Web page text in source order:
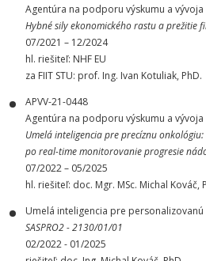
Agentúra na podporu výskumu a vývoja
Hybné sily ekonomického rastu a prežitie
07/2021 – 12/2024
hl. riešiteľ: NHF EU
za FIIT STU: prof. Ing. Ivan Kotuliak, PhD.
APVV-21-0448
Agentúra na podporu výskumu a vývoja
Umelá inteligencia pre precíznu
po real-time monitorovanie progresie
07/2022 – 05/2025
hl. riešiteľ: doc. Mgr. MSc. Michal Kováč,
Umelá inteligencia pre
SASPRO2 - 2130/01/01
02/2022 - 01/2025